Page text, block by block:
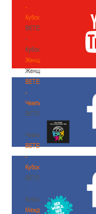
-
Кубок
BETERA
-
Кубок
Женщины
Женщины
BETERA
-
Чемпионат
BETERA
-
Чемпионат
BETERA
-
Кубок
BETERA
-
Кубок
Международный